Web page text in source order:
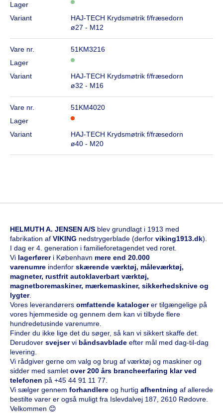
Lager
Variant
HAJ-TECH Krydsmøtrik f/fræsedorn
ø27 - M12
Vare nr.
51KM3216
Lager
Variant
HAJ-TECH Krydsmøtrik f/fræsedorn
ø32 - M16
Vare nr.
51KM4020
Lager
Variant
HAJ-TECH Krydsmøtrik f/fræsedorn
ø40 - M20
HELMUTH A. JENSEN A/S blev grundlagt i 1913 med
fabrikation af VIKING nedstrygerblade (derfor viking1913.dk).
I dag er 4. generation i familieforetagendet ved roret.
Vi lagerfører i København mere end 20.000
varenumre indenfor skærende værktøj, måleværktøj,
magneter, rustfrit autoklaverbart værktøj,
magnetboremaskiner, mærkemaskiner, sikkerhedsknive og
lygter.
Vores leverandørers omfattende katalogerer tilgængelige på
vores hjemmeside og gennem dem kan vi tilbyde flere
hundredetusinde varenumre.
Finder du ikke lige det du søger, så kan vi sikkert skaffe det.
Derudover svejservi båndsavblade efter mål med dag-til-dag
levering.
Vi rådgiver gerne om valg og brug af værktøj og maskiner og
sidder med samlet over 200 års brancheerfaring klar ved
telefonen på +45 44 91 11 77
Vi sælger gennem forhandlere og hurtig afhentning af allerede
bestilte varer er også muligt fra Islevdalvej 187, 2610 Rødovre.
Velkommen 😊